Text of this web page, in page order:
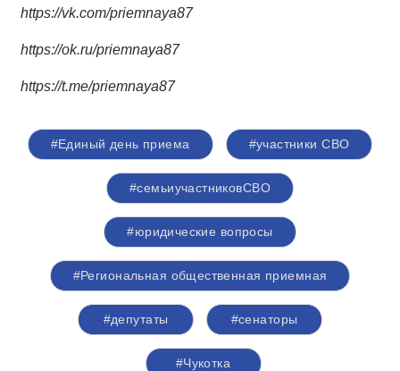
https://vk.com/priemnaya87
https://ok.ru/priemnaya87
https://t.me/priemnaya87
#Единый день приема #участники СВО
#семьиучастниковСВО
#юридические вопросы
#Региональная общественная приемная
#депутаты #сенаторы
#Чукотка